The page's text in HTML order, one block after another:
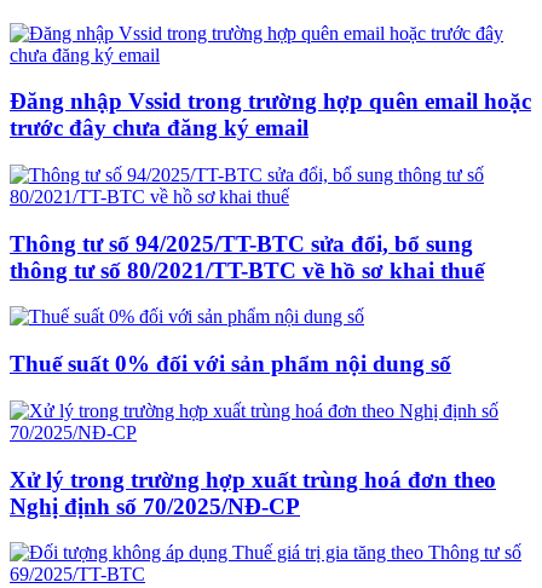
Đăng nhập Vssid trong trường hợp quên email hoặc
trước đây chưa đăng ký email
Thông tư số 94/2025/TT-BTC sửa đổi, bổ sung
thông tư số 80/2021/TT-BTC về hồ sơ khai thuế
Thuế suất 0% đối với sản phẩm nội dung số
Xử lý trong trường hợp xuất trùng hoá đơn theo
Nghị định số 70/2025/NĐ-CP